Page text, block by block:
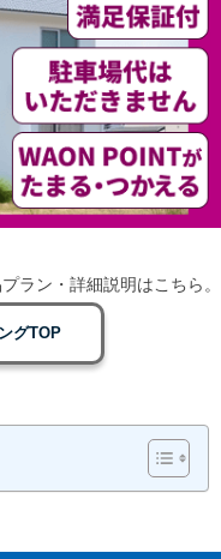
ラン・詳細説明はこちら。
グTOP